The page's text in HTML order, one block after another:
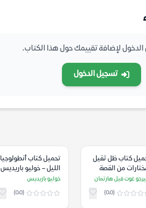
لإضافة تقييمك حول هذا الكتاب.
تسجيل الدخول
كتاب ظل ثقيل
من القصة
المكتوبة
– سيرجو
فيل هارتمان
غوت فيل هارتمان
(0.0)
تحميل كتاب أنطولوجيا
الليل – خوليو باريديس
خوليو باريديس
(0.0)